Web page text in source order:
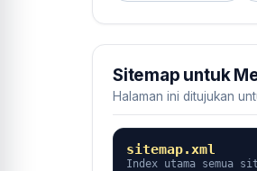
Sitemap untuk
Halaman ini ditujukan
sitemap.xml
Index utama semua